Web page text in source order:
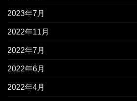
2023年7月
2022年11月
2022年7月
2022年6月
2022年4月